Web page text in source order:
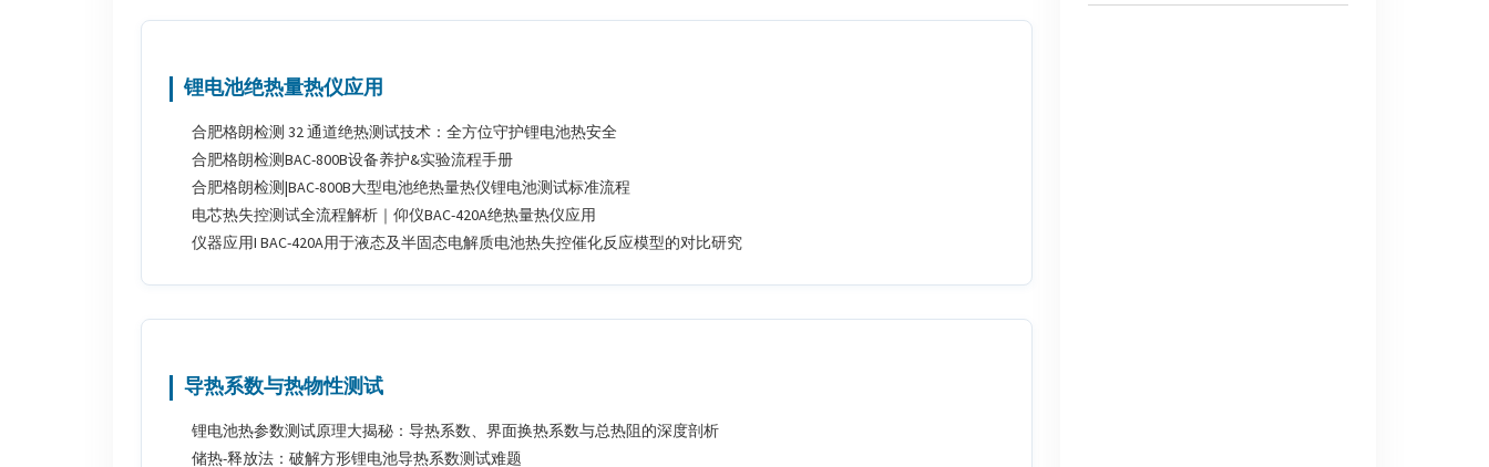
锂电池绝热量热仪应用
合肥格朗检测 32 通道绝热测试技术：全方位守护锂电池热安全
合肥格朗检测BAC-800B设备养护&实验流程手册
合肥格朗检测|BAC-800B大型电池绝热量热仪锂电池测试标准流程
电芯热失控测试全流程解析｜仰仪BAC-420A绝热量热仪应用
仪器应用I BAC-420A用于液态及半固态电解质电池热失控催化反应模型的对比研究
导热系数与热物性测试
锂电池热参数测试原理大揭秘：导热系数、界面换热系数与总热阻的深度剖析
储热-释放法：破解方形锂电池导热系数测试难题